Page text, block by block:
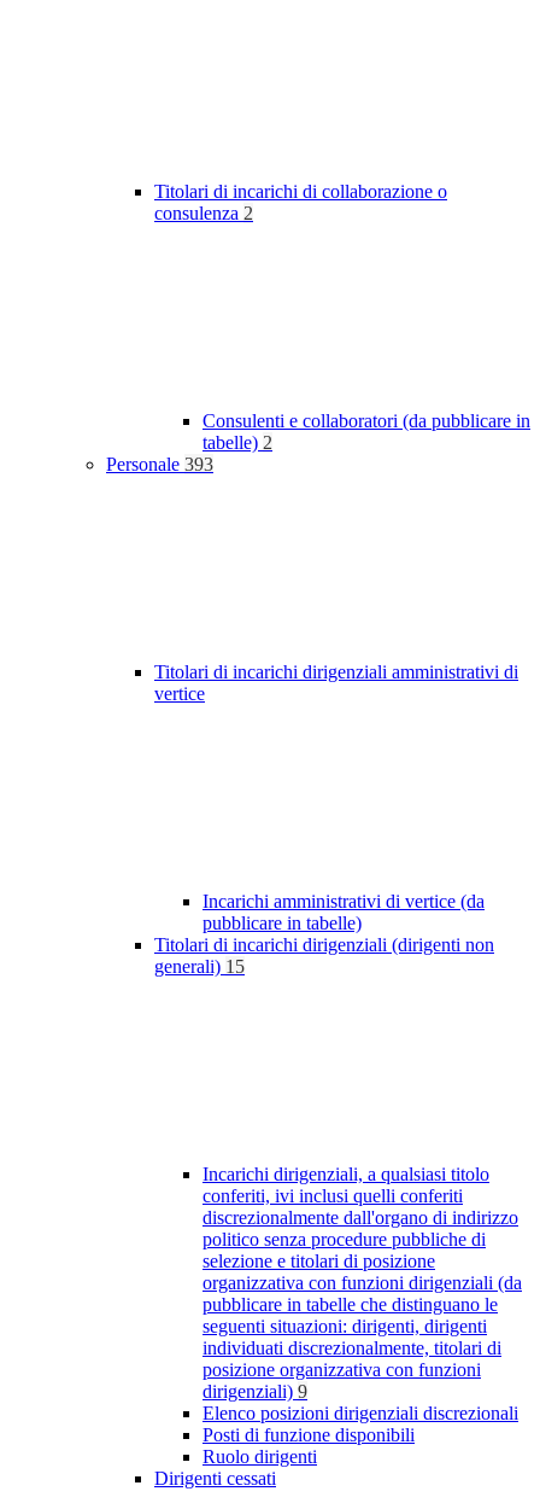
Titolari di incarichi di collaborazione o
consulenza 2
Consulenti e collaboratori (da pubblicare in
tabelle) 2
Personale 393
Titolari di incarichi dirigenziali amministrativi di
vertice
Incarichi amministrativi di vertice (da
pubblicare in tabelle)
Titolari di incarichi dirigenziali (dirigenti non
generali) 15
Incarichi dirigenziali, a qualsiasi titolo
conferiti, ivi inclusi quelli conferiti
discrezionalmente dall'organo di indirizzo
politico senza procedure pubbliche di
selezione e titolari di posizione
organizzativa con funzioni dirigenziali (da
pubblicare in tabelle che distinguano le
seguenti situazioni: dirigenti, dirigenti
individuati discrezionalmente, titolari di
posizione organizzativa con funzioni
dirigenziali) 9
Elenco posizioni dirigenziali discrezionali
Posti di funzione disponibili
Ruolo dirigenti
Dirigenti cessati